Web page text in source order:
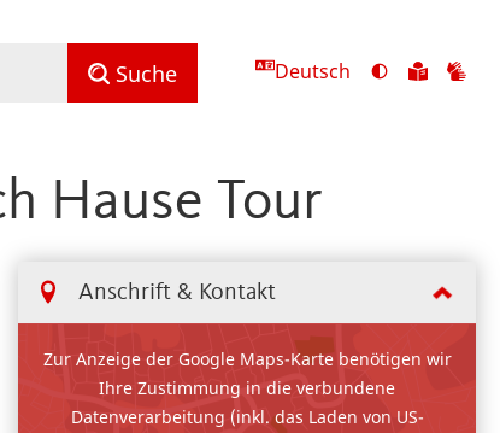
Suche Deutsch
Ansicht
Zu
Hause Tour
Anschrift & Kontakt
Zur Anzeige der Google Maps-Karte benötigen wir
Ihre Zustimmung in die verbundene
Datenverarbeitung (inkl. das Laden von US-